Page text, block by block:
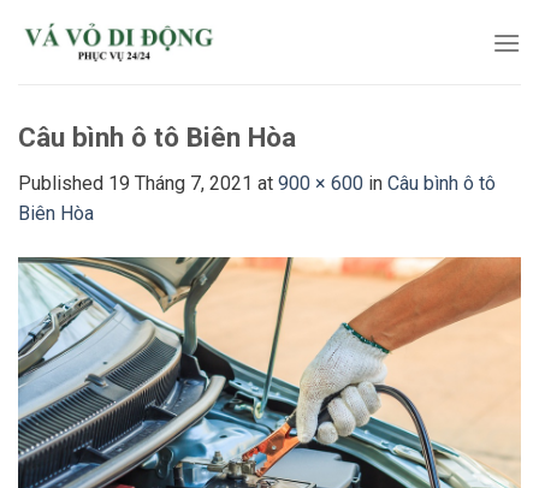
Câu bình ô tô Biên Hòa
Published 19 Tháng 7, 2021 at 900 × 600 in Câu bình ô tô
Biên Hòa